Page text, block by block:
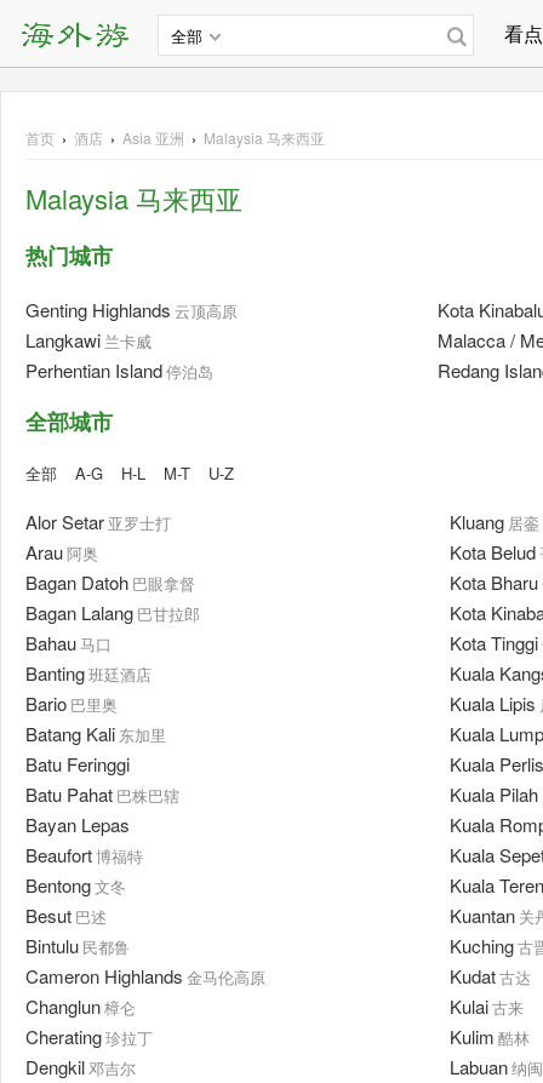
全部 看
首页 › 酒店 › Asia 亚洲 › Malaysia 马来西亚
Malaysia 马来西亚
热门城市
Genting Highlands 云顶高原
Kota
Langkawi 兰卡威
Malacca /
Perhentian Island停泊岛 Redang
全部城市
全部 A-G H-L M-T U-Z
Alor Setar 亚罗士打
Arau阿奥
Bagan Datoh 巴眼拿督
Bagan Lalang 巴甘拉郎
Bahau马口
Banting班廷酒店
Bario 巴里奥
Batang Kali 东加里
Batu Feringgi
Batu Pahat 巴株巴辖
Bayan Lepas
Beaufort博福特
Bentong文冬
Besut 巴述
Bintulu 民都鲁
Cameron Highlands 金马伦高原
Changlun樟仑
Cherating珍拉丁
Dengkil邓吉尔
Kluang 居銮
Kota Belud
Kota Bharu
Kota
Kota Tinggi
Kuala
Kuala Lipis
Kuala
Kuala Perlis
Kuala Pilah
Kuala
Kuala
Kuala
Kuantan 关
Kuching古
Kudat古达
Kulai古来
Kulim 酷林
Labuan纳闽